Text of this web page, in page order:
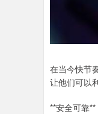
在当今快节
让他们可以
**安全可靠**